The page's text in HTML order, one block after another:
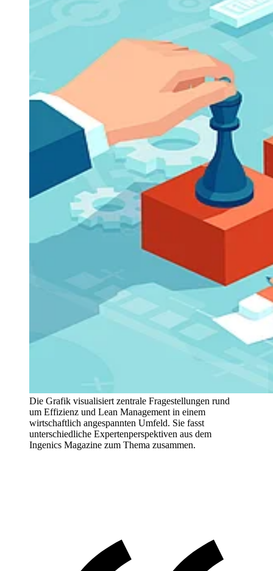
Die Grafik visualisiert zentrale Fragestellungen rund
um Effizienz und Lean Management in einem
wirtschaftlich angespannten Umfeld. Sie fasst
unterschiedliche Expertenperspektiven aus dem
Ingenics Magazine zum Thema zusammen.